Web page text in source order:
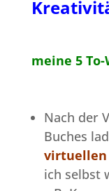
meine 5
Nach der
Buches
virtuellen
ich selbst